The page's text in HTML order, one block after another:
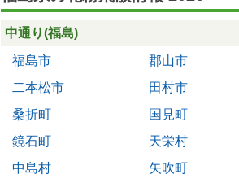
中通り(福島)
福島市
郡山市
二本松市
田村市
桑折町
国見町
鏡石町
天栄村
中島村
矢吹町